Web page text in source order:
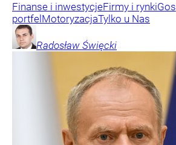
Finanse i inwestycjeFirmy i rynki
portfel MotoryzacjaTylko u Nas
Radosław Święcki